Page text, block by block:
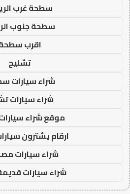
سطحة غرب
سطحة جنوب
اقرب
تشليح
شراء سيارات
شراء سيارات
موقع شراء
ارقام يشترون
شراء سيارات
شراء سيارات